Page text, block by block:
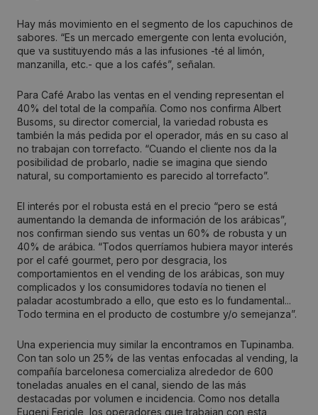
Hay más movimiento en el segmento de los capuchinos de
sabores. “Es un mercado emergente con lenta evolución,
que va sustituyendo más a las infusiones -té al limón,
manzanilla, etc.- que a los cafés”, señalan.
Para Café Arabo las ventas en el vending representan el
40% del total de la compañía. Como nos confirma Albert
Busoms, su director comercial, la variedad robusta es
también la más pedida por el operador, más en su caso al
no trabajan con torrefacto. “Cuando el cliente nos da la
posibilidad de probarlo, nadie se imagina que siendo
natural, su comportamiento es parecido al torrefacto”.
El interés por el robusta está en el precio “pero se está
aumentando la demanda de información de los arábicas”,
nos confirman siendo sus ventas un 60% de robusta y un
40% de arábica. “Todos querríamos hubiera mayor interés
por el café gourmet, pero por desgracia, los
comportamientos en el vending de los arábicas, son muy
complicados y los consumidores todavía no tienen el
paladar acostumbrado a ello, que esto es lo fundamental...
Todo termina en el producto de costumbre y/o semejanza”.
Una experiencia muy similar la encontramos en Tupinamba.
Con tan solo un 25% de las ventas enfocadas al vending, la
compañía barcelonesa comercializa alrededor de 600
toneladas anuales en el canal, siendo de las más
destacadas por volumen e incidencia. Como nos detalla
Eugeni Ferigle, los operadores que trabajan con esta